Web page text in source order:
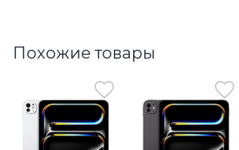
Похожие товары